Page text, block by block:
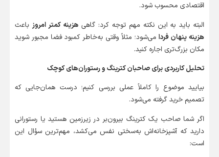
اقتصادی محسوب شود.
البته باید به این نکته مهم توجه کرد: گاهی هزینه کمتر امروز باعث
هزینه پنهان فردامی‌شود؛ مثلاً وقتی به‌خاطر کمبود فضا مجبور شوید
مکان بزرگ‌تری اجاره کنید.
تحلیل کاربردی برای صاحبان کترینگ و رستوران‌های کوچک
بیایید موضوع را کاملاً عملی بررسی کنیم؛ درست همان‌جایی که
تصمیم خرید گرفته می‌شود.
اگر شما صاحب یک کترینگ بیرون‌بر در زیرزمین هستید یا رستورانی
دارید که آشپزخانه‌اش به‌سختی نفس می‌کشد، مهم‌ترین سؤال این
است: